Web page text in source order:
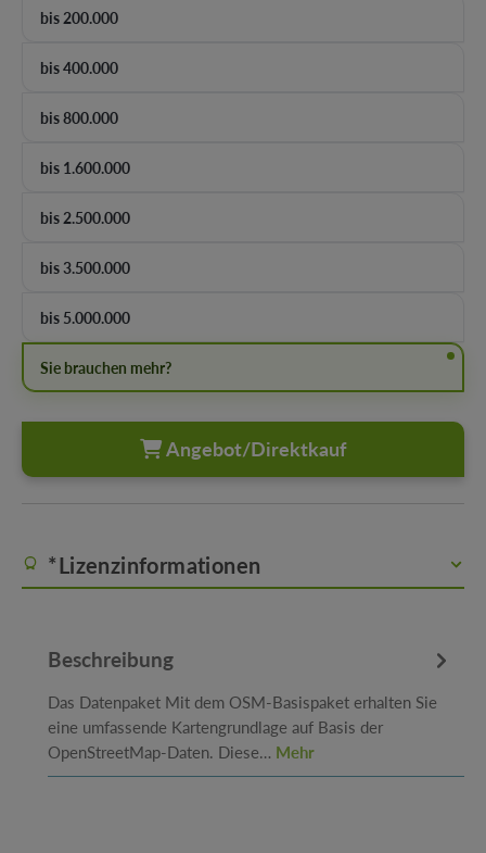
bis 200.000
bis 400.000
bis 800.000
bis 1.600.000
bis 2.500.000
bis 3.500.000
bis 5.000.000
Sie brauchen mehr?
Angebot/Direktkauf
*Lizenzinformationen
Beschreibung
Das Datenpaket Mit dem OSM-Basispaket erhalten Sie
eine umfassende Kartengrundlage auf Basis der
OpenStreetMap-Daten. Diese… Mehr